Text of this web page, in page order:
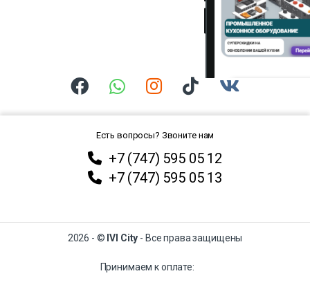
Есть вопросы? Звоните нам
+7 (747) 595 05 12
+7 (747) 595 05 13
2026 - © IVI City - Все права защищены
Принимаем к оплате: